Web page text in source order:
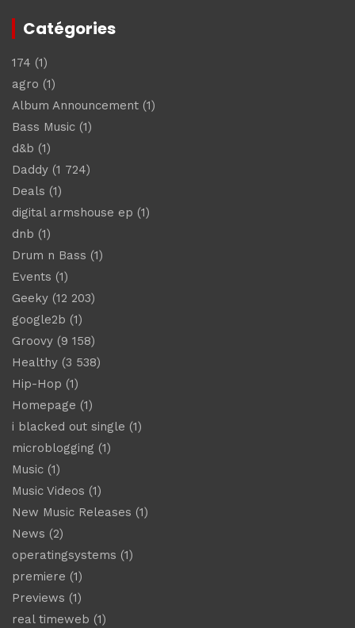
Catégories
174 (1)
agro (1)
Album Announcement (1)
Bass Music (1)
d&b (1)
Daddy (1 724)
Deals (1)
digital armshouse ep (1)
dnb (1)
Drum n Bass (1)
Events (1)
Geeky (12 203)
google2b (1)
Groovy (9 158)
Healthy (3 538)
Hip-Hop (1)
Homepage (1)
i blacked out single (1)
microblogging (1)
Music (1)
Music Videos (1)
New Music Releases (1)
News (2)
operatingsystems (1)
premiere (1)
Previews (1)
real timeweb (1)